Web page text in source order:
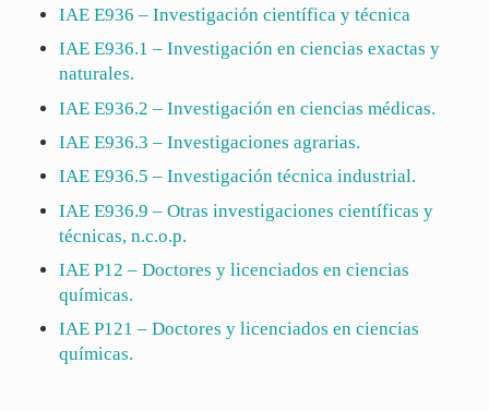
IAEE936 – Investigación científica y técnica
IAEE936.1 – Investigación en ciencias exactas y
naturales.
IAEE936.2 – Investigación en ciencias médicas.
IAEE936.3 – Investigaciones agrarias.
IAEE936.5 – Investigación técnica industrial.
IAEE936.9 – Otras investigaciones científicas y
técnicas, n.c.o.p.
IAEP12 – Doctores y licenciados en ciencias
químicas.
IAEP121 – Doctores y licenciados en ciencias
químicas.